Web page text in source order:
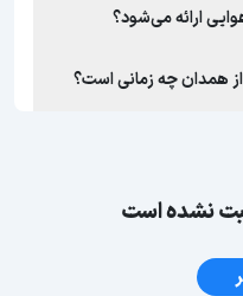
ارائه می‌شود؟
همدان چه زمانی است؟
نشده است